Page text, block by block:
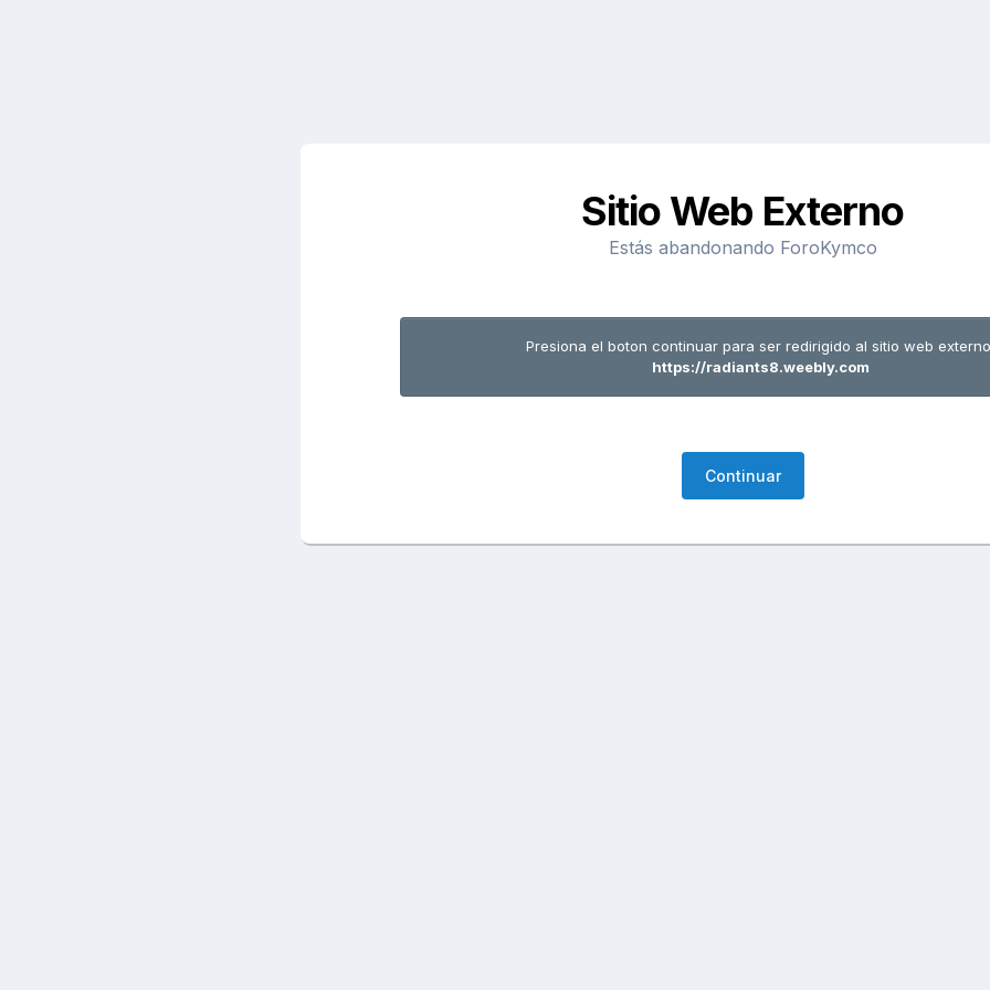
Sitio Web Externo
Estás abandonando ForoKymco
Presiona el boton continuar para ser redirigido al sitio web
https://radiants8.weebly.com
Continuar